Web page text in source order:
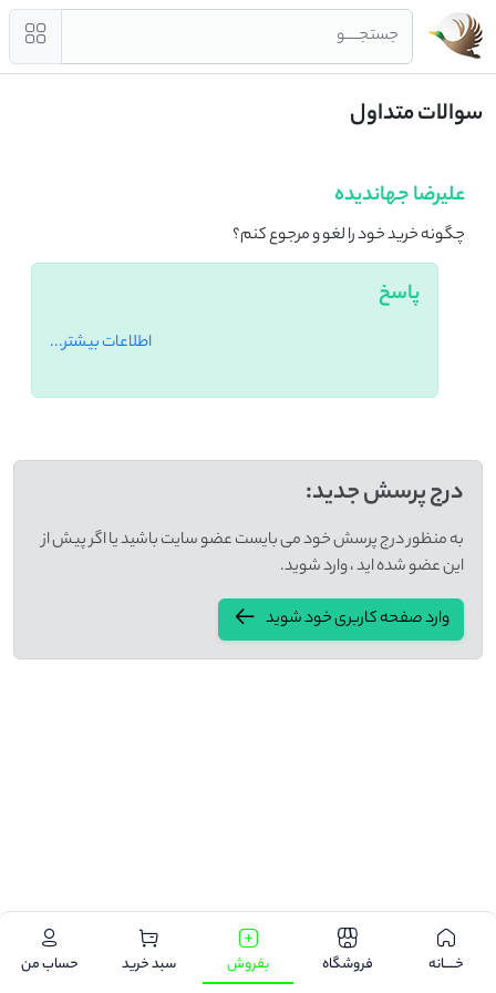
جستجــــو
سوالات متداول
علیرضا جهاندیده
چگونه خرید خود را لغو و مرجوع کنم؟
پاسخ
اطلاعات بیشتر...
درج پرسش جدید:
به منظور درج پرسش خود می بایست عضو سایت باشید یا اگر پیش از
این عضو شده اید ، وارد شوید.
وارد صفحه کاربری خود شوید
خـــــانه فروشگاه بفروش سبد خرید حساب من